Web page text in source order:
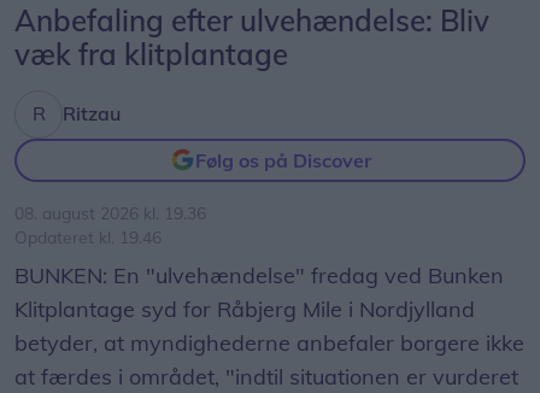
Anbefaling efter ulvehændelse: Bliv
væk fra klitplantage
Ritzau
Følg os på Discover
08. august 2026 kl. 19.36
Opdateret kl. 19.46
BUNKEN: En "ulvehændelse" fredag ved Bunken
Klitplantage syd for Råbjerg Mile i Nordjylland
betyder, at myndighederne anbefaler borgere ikke
at færdes i området, "indtil situationen er vurderet